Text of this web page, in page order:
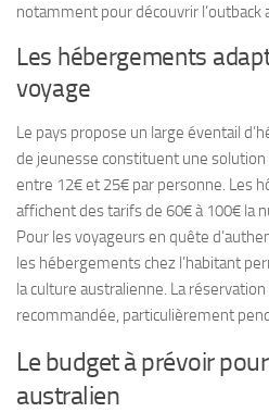
notamment pour découvrir l’outback
Les hébergements
voyage
Le pays propose un large éventail
de jeunesse constituent une solution
entre 12€ et 25€ par personne. Les
affichent des tarifs de 60€ à 100€ la
Pour les voyageurs en quête
les hébergements chez l’habitant
la culture australienne. La
recommandée, particulièrement
Le budget à prévoir
australien